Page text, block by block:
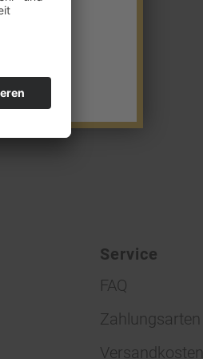
Service
FAQ
Zahlungsarten
Versandkosten